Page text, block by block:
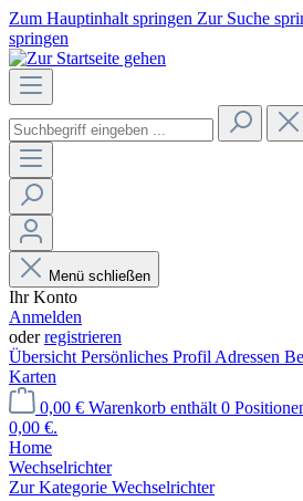
Zum Hauptinhalt springen Zur Suche
springen
Menü schließen
Ihr Konto
Anmelden
oderregistrieren
Übersicht Persönliches Profil Adressen
Karten
0,00 € Warenkorb enthält 0
0,00 €.
Home
Wechselrichter
Zur Kategorie Wechselrichter